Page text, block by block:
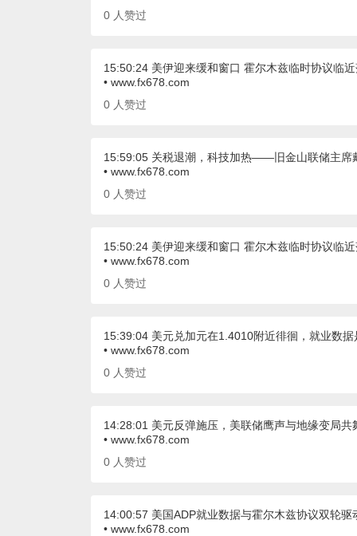
0 人赞过
15:50:24 美伊迎来缓和窗口 霍尔木兹临时协议临
• www.fx678.com
0 人赞过
15:59:05 关税退潮，科技加热——旧金山联储主席
• www.fx678.com
0 人赞过
15:50:24 美伊迎来缓和窗口 霍尔木兹临时协议临
• www.fx678.com
0 人赞过
15:39:04 美元兑加元在1.4010附近徘徊，就业数据
• www.fx678.com
0 人赞过
14:28:01 美元反弹施压，美联储鹰声与地缘变局
• www.fx678.com
0 人赞过
14:00:57 美国ADP就业数据与霍尔木兹协议双轮
• www.fx678.com